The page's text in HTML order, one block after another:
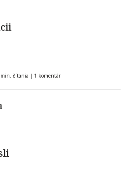
čítania | 1 komentár